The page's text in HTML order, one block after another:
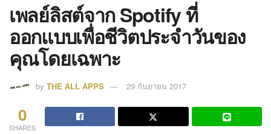
เพลย์ลิสต์จาก Spotify ที่
ออกแบบเพื่อชีวิตประจำวันของ
คุณโดยเฉพาะ
by THE ALL APPS 29 กันยายน 2017
0
SHARES